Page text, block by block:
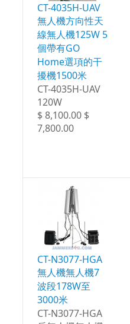
CT-4035H-UAV
無人機方向性天
線無人機125W 5
個帶有GO
Home選項的干
擾機1500米
CT-4035H-UAV
120W
$ 8,100.00 $
7,800.00
CT-N3077-HGA
無人機無人機7
波段178W至
3000米
CT-N3077-HGA